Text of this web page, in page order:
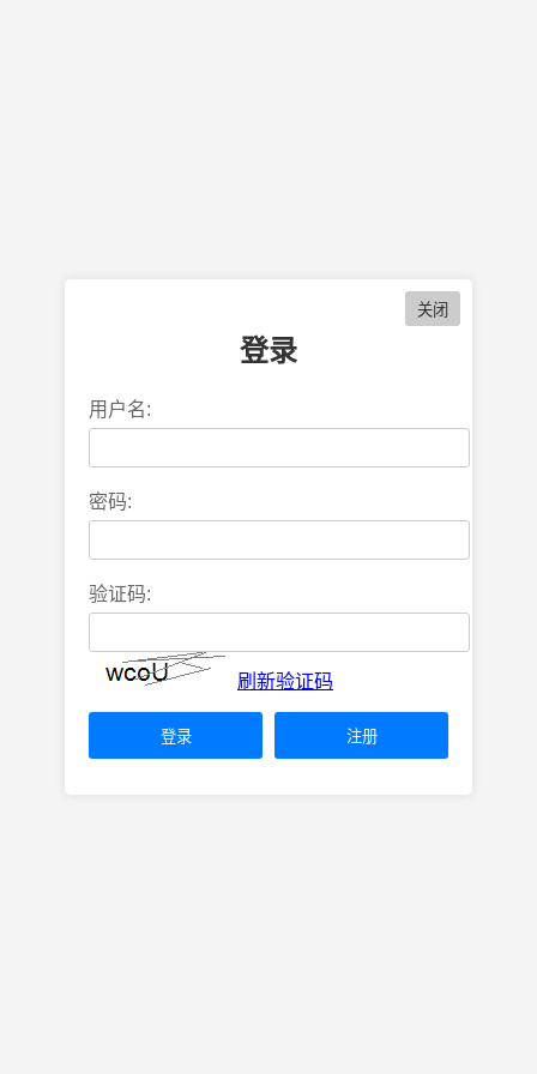
登录
用户名:
密码:
验证码:
刷新验证码